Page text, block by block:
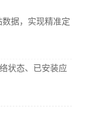
据，实现精准定
状态、已安装应